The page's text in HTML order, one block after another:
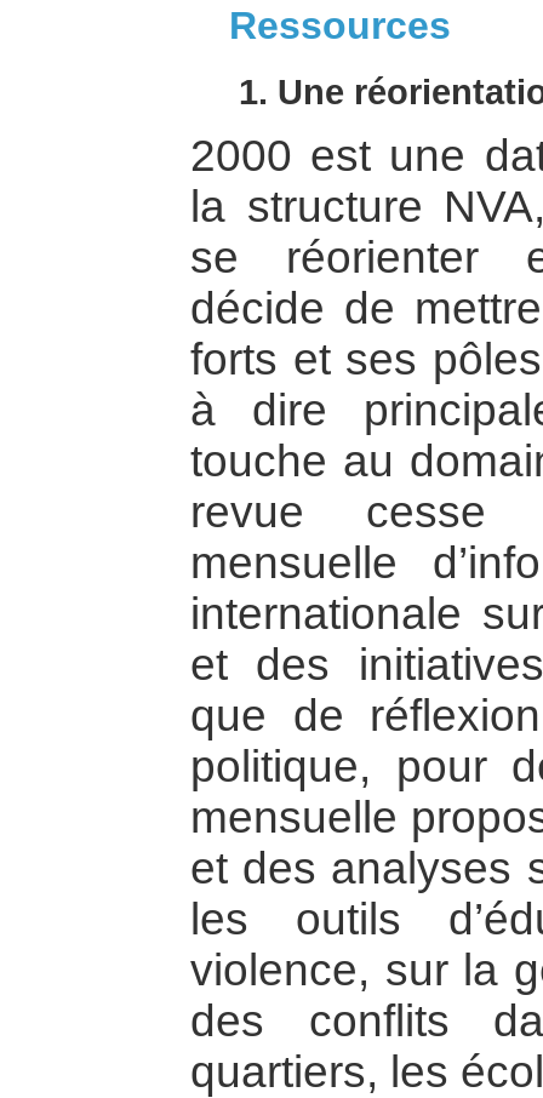
Ressources
1. Une
2000 est une
la structure
se réorienter
décide de
forts et ses
à dire
touche au
revue cesse
mensuelle
internationale
et des
que de
politique, pour
mensuelle
et des analyses
les outils
violence, sur la
des conflits
quartiers, les